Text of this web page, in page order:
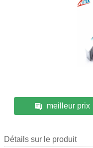
meilleur prix
Détails sur le produit